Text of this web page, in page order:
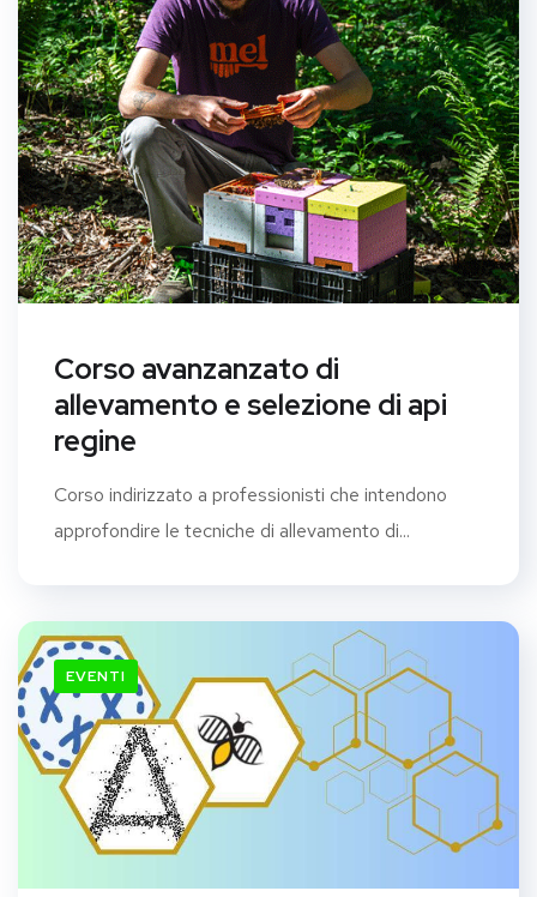
Corso avanzanzato di
allevamento e selezione di api
regine
Corso indirizzato a professionisti che intendono
approfondire le tecniche di allevamento di...
EVENTI